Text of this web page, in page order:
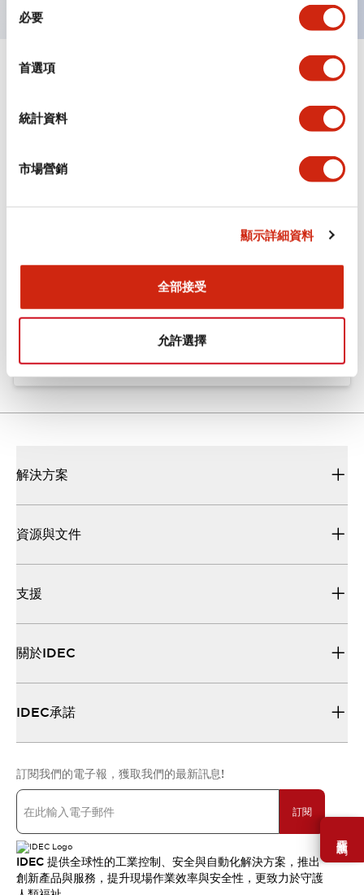
必要
首選項
統計資料
市場營銷
顯示詳細資料
全部接受
允許選擇
需要幫助嗎？
Flush Silhouette LW系列 控制元件 (英文版)
Flush Silhouette LW系列 控制元件
1.63MB
解決方案
資源與文件
支援
關於IDEC
IDEC承諾
訂閱我們的電子報，獲取我們的最新訊息!
訂閱
IDEC 提供全球性的工業控制、安全與自動化解決方案，推出
創新產品與服務，提升現場作業效率與安全性，更致力於守護